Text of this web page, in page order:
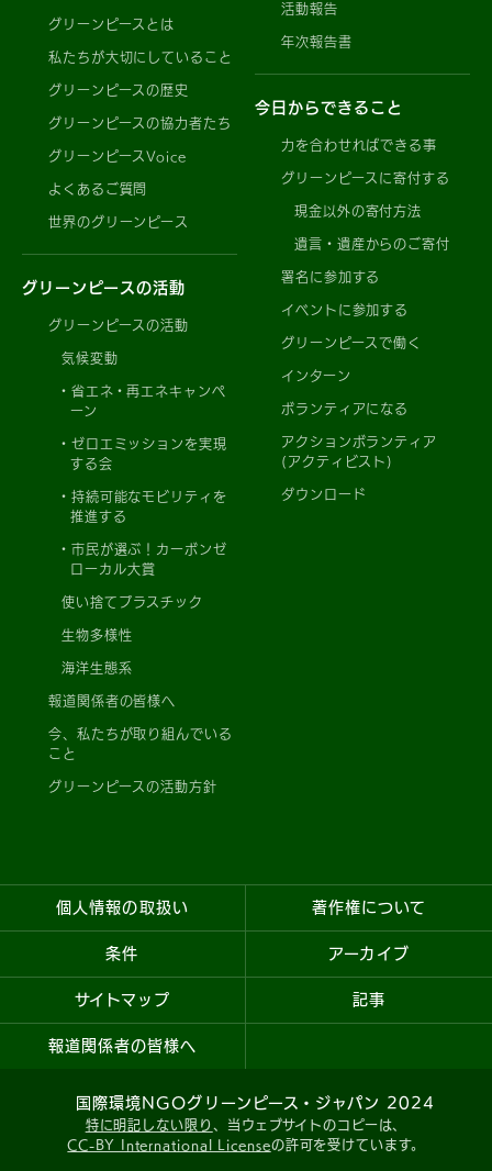
グリーンピースとは
私たちが大切にしていること
グリーンピースの歴史
グリーンピースの協力者たち
グリーンピースVoice
よくあるご質問
世界のグリーンピース
グリーンピースの活動
グリーンピースの活動
気候変動
省エネ・再エネキャンペ
ーン
ゼロエミッションを実現
する会
持続可能なモビリティを
推進する
市民が選ぶ！カーボンゼ
ローカル大賞
使い捨てプラスチック
生物多様性
海洋生態系
報道関係者の皆様へ
今、私たちが取り組んでいる
こと
グリーンピースの活動方針
活動報告
年次報告書
今日からできること
力を合わせればできる事
グリーンピースに寄付する
現金以外の寄付方法
遺言・遺産からのご寄付
署名に参加する
イベントに参加する
グリーンピースで働く
インターン
ボランティアになる
アクションボランティア
(アクティビスト)
ダウンロード
個人情報の取扱い 著作権について
条件 アーカイブ
サイトマップ 記事
報道関係者の皆様へ
国際環境NGOグリーンピース・ジャパン 2024
特に明記しない限り 、当ウェブサイトのコピーは、
CC-BY International Licenseの許可を受けています。